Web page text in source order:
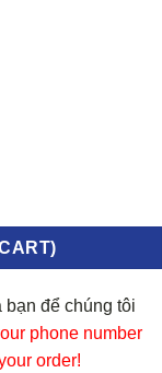
số lượng
bạn để chúng tôi
phone number
order!